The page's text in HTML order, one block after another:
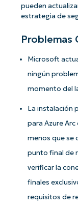
pueden
estrategia de
Problemas
Microsoft
ningún
momento del
La instalación
para Azure
menos que se
punto final de
verificar la
finales
requisitos de
name*
Business
email*